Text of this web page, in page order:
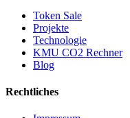
Token Sale
Projekte
Technologie
KMU CO2 Rechner
Blog
Rechtliches